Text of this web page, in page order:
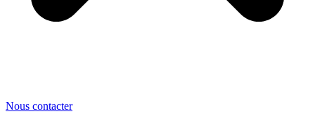
Nous contacter